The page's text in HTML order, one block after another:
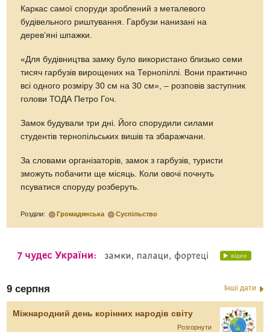
Каркас самої споруди зроблений з металевого
будівельного риштування. Гарбузи нанизані на
дерев’яні шпажки.
«Для будівництва замку було використано близько семи
тисяч гарбузів вирощених на Тернопіллі. Вони практично
всі одного розміру 30 см на 30 см», – розповів заступник
голови ТОДА Петро Гоч.
Замок будували три дні. Його спорудили силами
студентів тернопільських вишів та збаражчани.
За словами організаторів, замок з гарбузів, туристи
зможуть побачити ще місяць. Коли овочі почнуть
псуватися споруду розберуть.
Розділи: Громадянська Суспільство
9 серпня Інші дати
Міжнародний день корінних народів світу
Розгорнути